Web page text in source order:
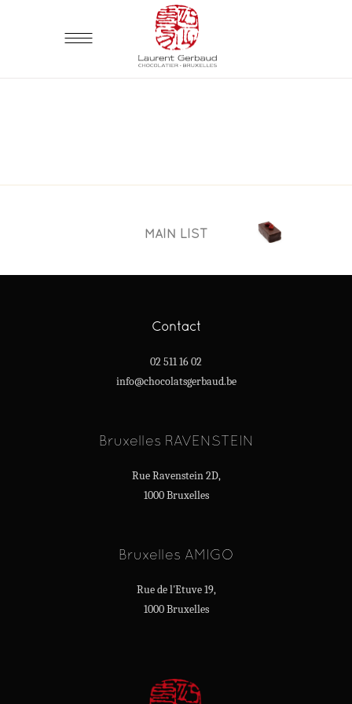
MAIN LIST
Contact
02 511 16 02
info@chocolatsgerbaud.be
Bruxelles RAVENSTEIN
Rue Ravenstein 2D,
1000 Bruxelles
Bruxelles AMIGO
Rue de l'Etuve 19,
1000 Bruxelles